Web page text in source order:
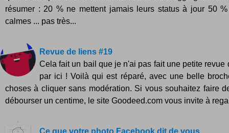
résumer : 20 % ne mettent jamais leurs status à jour 50
calmes ... pas très...
Revue de liens #19
Cela fait un bail que je n'ai pas fait une petite revue
par ici ! Voilà qui est réparé, avec une belle
choses à cliquer sans modération. Si vous souhaitez faire
débourser un centime, le site Goodeed.com vous invite à
Ce que votre photo Facebook dit de vous ...